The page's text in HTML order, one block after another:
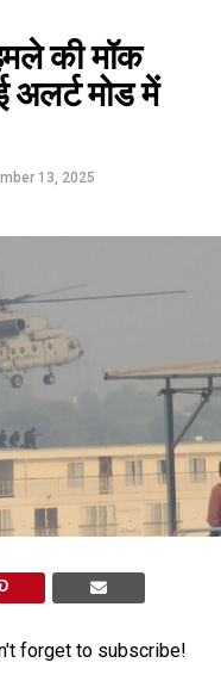
की मॉक
अलर्ट मोड में
13, 2025
forget to subscribe!